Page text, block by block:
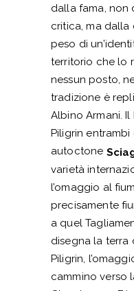
dalla fama, non
critica, ma
peso di
territorio che lo
nessun posto,
tradizione è
Albino Armani.
Piligrin
autoctone
varietà
l’omaggio al
precisamente
a quel
disegna la terra
Piligrin,
cammino verso